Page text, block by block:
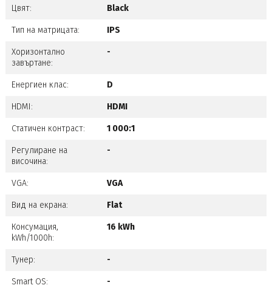
Цвят: Black
Тип на матрицата: IPS
Хоризонтално
завъртане:
-
Енергиен клас: D
HDMI: HDMI
Статичен контраст: 1 000:1
Регулиране на
височина:
-
VGA: VGA
Вид на екрана: Flat
Консумация,
kWh/1000h:
16 kWh
Тунер: -
Smart OS: -